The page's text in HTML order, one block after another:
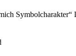
Symbolcharakter“